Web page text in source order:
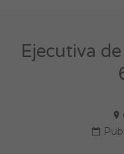
Ejecutiva